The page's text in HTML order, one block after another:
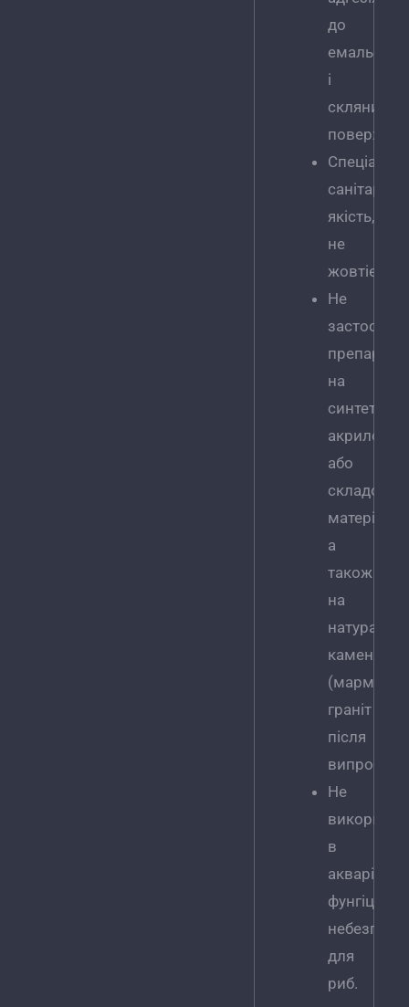
до
і
скляних
поверхонь
санітарну
якість,
не
жовтіє
Не
препарат
на
акрилових
або
складових
а
також
на
каменях
(мармур,
граніт
після
Не
в
фунгіциди
небезпечні
для
риб.